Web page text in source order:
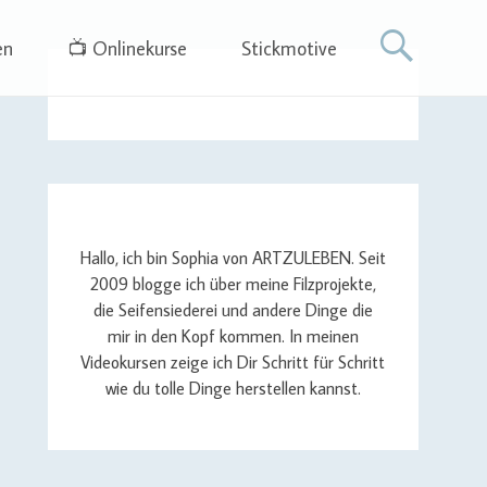
📺 Onlinekurse Stickmotive
Hallo, ich bin Sophia von ARTZULEBEN. Seit
2009 blogge ich über meine Filzprojekte,
die Seifensiederei und andere Dinge die
mir in den Kopf kommen. In meinen
Videokursen zeige ich Dir Schritt für Schritt
wie du tolle Dinge herstellen kannst.